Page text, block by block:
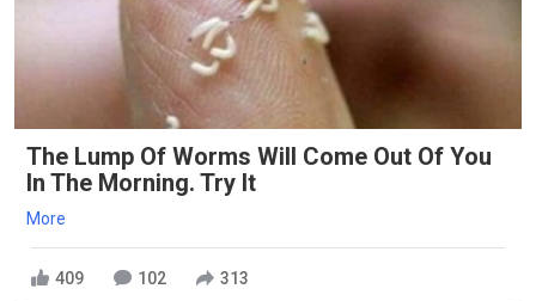
The Lump Of Worms Will Come Out Of You
In The Morning. Try It
More
409 102 313